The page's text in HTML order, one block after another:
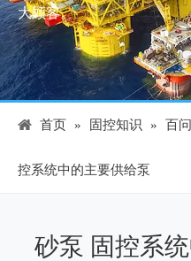
大顾客。
首页 » 固控知识 » 百
控系统中的主要供给泵
砂泵 固控系